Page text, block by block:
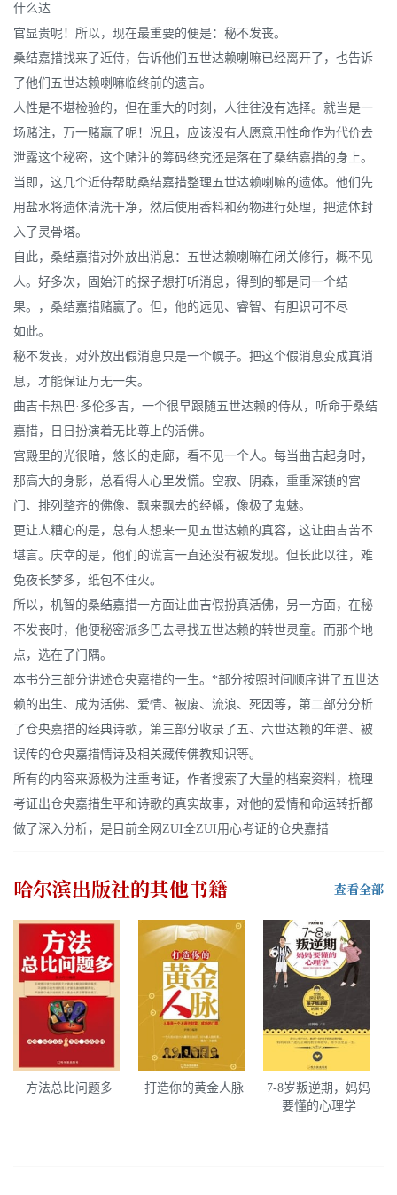
什么达
官显贵呢！所以，现在最重要的便是：秘不发丧。
桑结嘉措找来了近侍，告诉他们五世达赖喇嘛已经离开了，也告诉
了他们五世达赖喇嘛临终前的遗言。
人性是不堪检验的，但在重大的时刻，人往往没有选择。就当是一
场赌注，万一赌赢了呢！况且，应该没有人愿意用性命作为代价去
泄露这个秘密，这个赌注的筹码终究还是落在了桑结嘉措的身上。
当即，这几个近侍帮助桑结嘉措整理五世达赖喇嘛的遗体。他们先
用盐水将遗体清洗干净，然后使用香料和药物进行处理，把遗体封
入了灵骨塔。
自此，桑结嘉措对外放出消息：五世达赖喇嘛在闭关修行，概不见
人。好多次，固始汗的探子想打听消息，得到的都是同一个结
果。，桑结嘉措赌赢了。但，他的远见、睿智、有胆识可不尽
如此。
秘不发丧，对外放出假消息只是一个幌子。把这个假消息变成真消
息，才能保证万无一失。
曲吉卡热巴·多伦多吉，一个很早跟随五世达赖的侍从，听命于桑结
嘉措，日日扮演着无比尊上的活佛。
宫殿里的光很暗，悠长的走廊，看不见一个人。每当曲吉起身时，
那高大的身影，总看得人心里发慌。空寂、阴森，重重深锁的宫
门、排列整齐的佛像、飘来飘去的经幡，像极了鬼魅。
更让人糟心的是，总有人想来一见五世达赖的真容，这让曲吉苦不
堪言。庆幸的是，他们的谎言一直还没有被发现。但长此以往，难
免夜长梦多，纸包不住火。
所以，机智的桑结嘉措一方面让曲吉假扮真活佛，另一方面，在秘
不发丧时，他便秘密派多巴去寻找五世达赖的转世灵童。而那个地
点，选在了门隅。
本书分三部分讲述仓央嘉措的一生。*部分按照时间顺序讲了五世达
赖的出生、成为活佛、爱情、被废、流浪、死因等，第二部分分析
了仓央嘉措的经典诗歌，第三部分收录了五、六世达赖的年谱、被
误传的仓央嘉措情诗及相关藏传佛教知识等。
所有的内容来源极为注重考证，作者搜索了大量的档案资料，梳理
考证出仓央嘉措生平和诗歌的真实故事，对他的爱情和命运转折都
做了深入分析，是目前全网ZUI全ZUI用心考证的仓央嘉措
哈尔滨出版社的其他书籍 查看全部
方法总比问题多 打造你的黄金人脉
7-8岁叛逆期，妈妈
要懂的心理学